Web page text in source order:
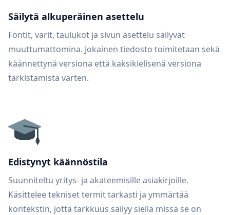
Säilytä alkuperäinen asettelu
Fontit, värit, taulukot ja sivun asettelu säilyvät
muuttumattomina. Jokainen tiedosto toimitetaan sekä
käännettynä versiona että kaksikielisenä versiona
tarkistamista varten.
Edistynyt käännöstila
Suunniteltu yritys- ja akateemisille asiakirjoille.
Käsittelee tekniset termit tarkasti ja ymmärtää
kontekstin, jotta tarkkuus säilyy siellä missä se on